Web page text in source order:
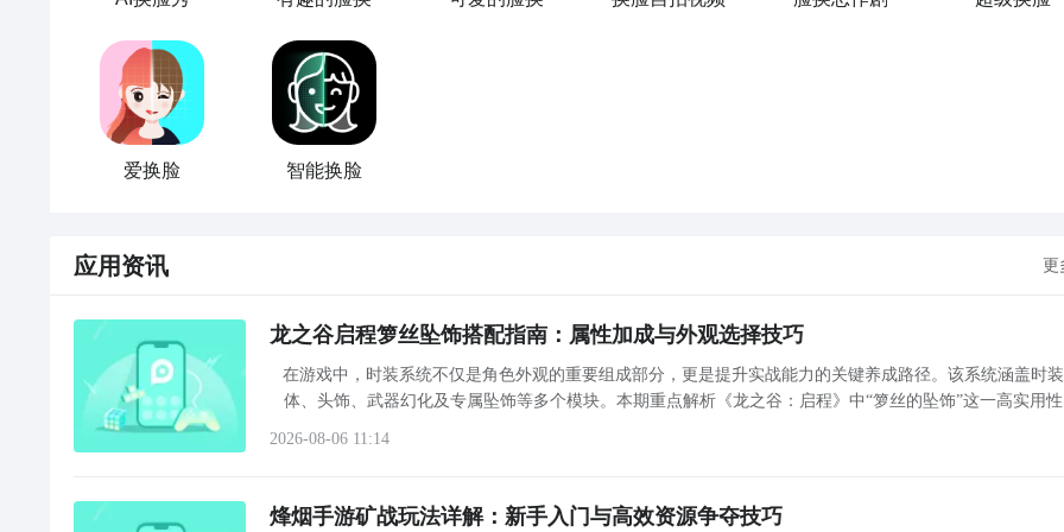
爱换脸 智能换脸
应用资讯 更
龙之谷启程箩丝坠饰搭配指南：属性加成与外观选择技巧
在游戏中，时装系统不仅是角色外观的重要组成部分，更是提升实战能力的关键养成路径。该系统涵盖时
体、头饰、武器幻化及专属坠饰等多个模块。本期重点解析《龙之谷：启程》中“箩丝的坠饰”这一高实用
2026-08-06 11:14
烽烟手游矿战玩法详解：新手入门与高效资源争夺技巧